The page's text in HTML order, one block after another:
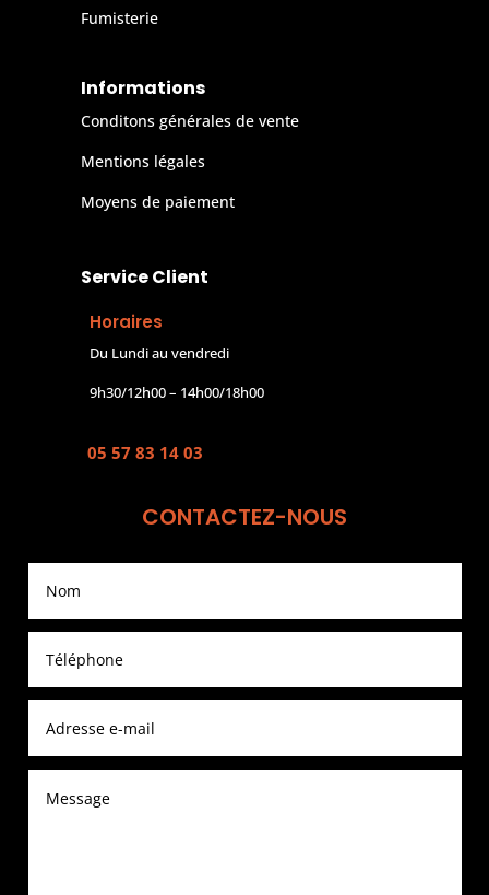
Fumisterie
Informations
Conditons générales de vente
Mentions légales
Moyens de paiement
Service Client
Horaires
Du Lundi au vendredi
9h30/12h00 – 14h00/18h00
05 57 83 14 03
CONTACTEZ-NOUS